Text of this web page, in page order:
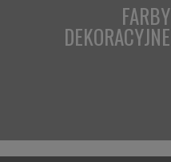
FARBY
DEKORACYJNE